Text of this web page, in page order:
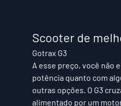
Scooter de
Gotrax G3
A esse preço, você não
potência quanto com
outras opções. O G3
alimentado por um